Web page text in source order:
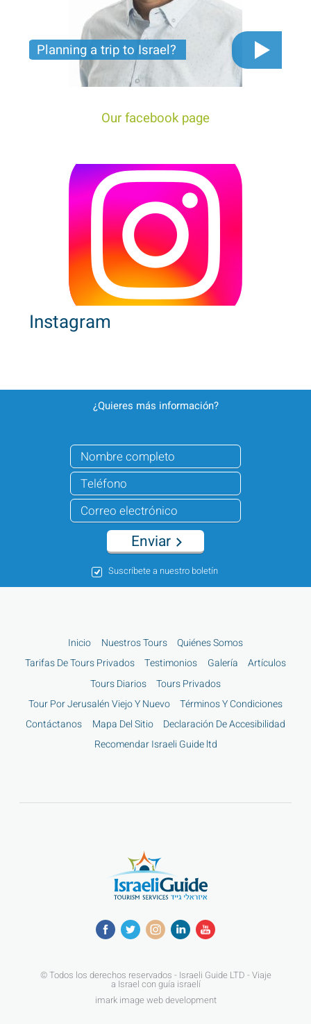
Planning a trip to Israel?
The video you must see before you start planning
tour trip to Israel!
Our facebook page
Instagram
¿Quieres más información?
Suscríbete a nuestro boletín
Enviar
Inicio Nuestros Tours
Quiénes Somos
Tarifas De Tours Privados
Testimonios Galería
Artículos
Tours Diarios
Tours Privados
Tour Por Jerusalén Viejo Y Nuevo
Términos Y Condiciones
Contáctanos
Mapa Del Sitio
Declaración De Accesibilidad
Recomendar Israeli Guide ltd
© Todos los derechos reservados - Israeli Guide LTD - Viaje
a Israel con guía israelí
imark image web development